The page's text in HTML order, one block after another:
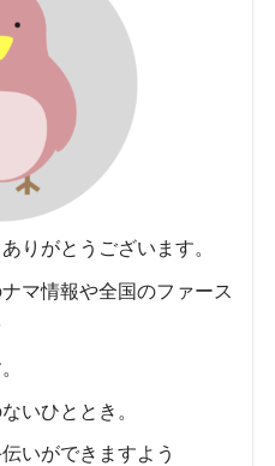
りがとうございます。
マ情報や全国のファース
いひととき。
いができますよう